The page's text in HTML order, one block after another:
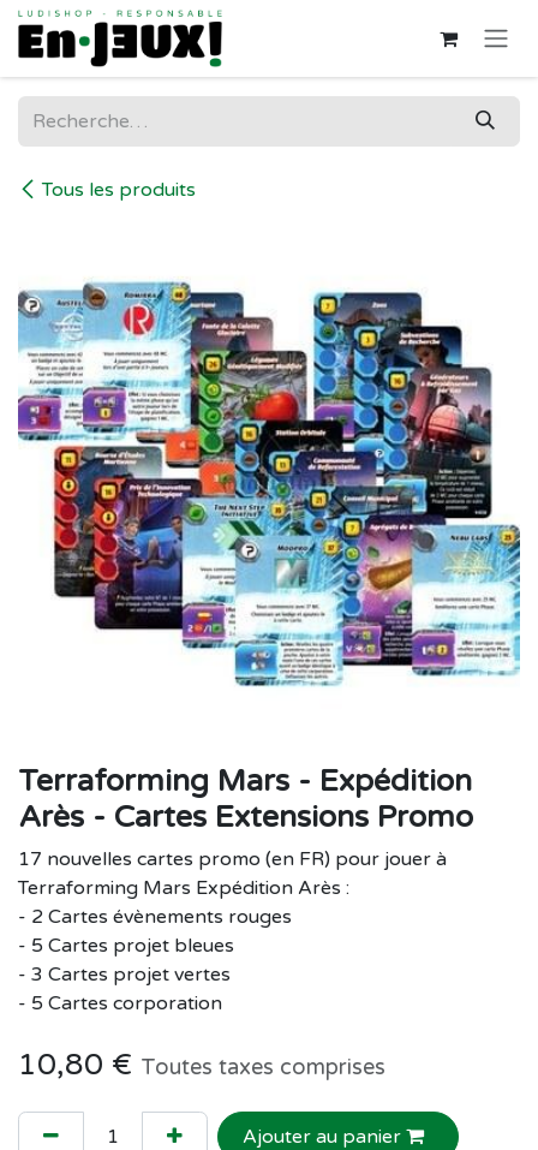
Se rendre au contenu
Tous les produits
Terraforming Mars - Expédition
Arès - Cartes Extensions Promo
17 nouvelles cartes promo (en FR) pour jouer à
Terraforming Mars Expédition Arès :
- 2 Cartes évènements rouges
- 5 Cartes projet bleues
- 3 Cartes projet vertes
- 5 Cartes corporation
10,80 € Toutes taxes comprises
Ajouter au panier